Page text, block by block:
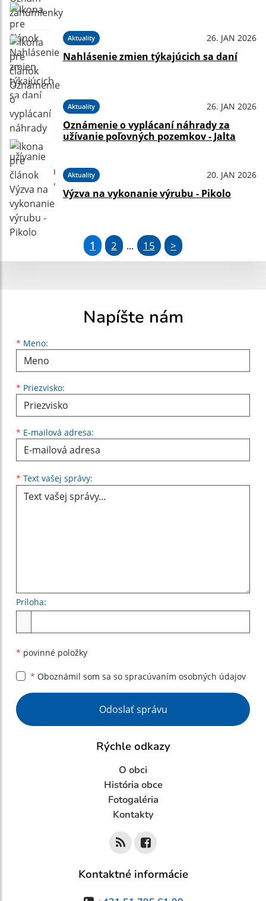
Aktuality 26. JAN 2026
Nahlásenie zmien týkajúcich sa daní
Aktuality 26. JAN 2026
Oznámenie o vyplácaní náhrady za
užívanie poľovných pozemkov - Jalta
Aktuality 20. JAN 2026
Výzva na vykonanie výrubu - Pikolo
1 2 ... 15 >
Napíšte nám
* Meno:
Meno
* Priezvisko:
Priezvisko
* E-mailová adresa:
E-mailová adresa
* Text vašej správy:
Príloha:
* povinné položky
* Oboznámil som sa so spracúvaním osobných údajov
Google reCaptcha Response
Odoslať správu
Rýchle odkazy
O obci
História obce
Fotogaléria
Kontakty
Kontaktné informácie